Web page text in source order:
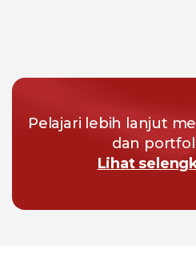
Pelajari lebih lanjut
dan
Lihat